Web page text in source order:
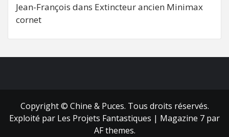
Jean-François dans Extincteur ancien Minimax
cornet
Copyright © Chine & Puces. Tous droits réservés.
Exploité par Les Projets Fantastiques | Magazine 7 par
AF themes.